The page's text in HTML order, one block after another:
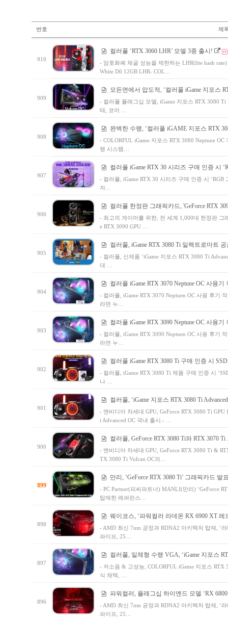
번호 제
910
컬러풀 ‘RTX 3060 LHR’ 모델 3종 출시!
- 암호화폐 채굴 성능을 제한하는 LHR(lite hash
White D6 12GB LHR- COL…
909
모든면에서 압도적, ‘컬러풀 iGame 지포스
- 컬러풀 플래그십 모델, iGame 지포스 RTX 3080
태, 코어 …
908
완벽한 수랭, ‘컬러풀 iGAME 지포스 RTX
- COLORFUL iGame 지포스 RTX 3080 Neptune
랭 시스템…
907
컬러풀 iGame RTX 30 시리즈 구매 인증 시
- 컬러풀, iGame RTX 30 시리즈 구매 인증 시
자…
906
컬러풀 한정판 그래픽카드, 'GeForce RTX
- 최고의 게이머를 위한, 전 세계 1,000대 한정판
e RTX 3090 GPU …
905
컬러풀, iGame RTX 3080 Ti 일렉트로마트
- 컬러풀, 신제품 ‘iGame 지포스 RTX 3080 Ti
대 …
904
컬러풀 iGame RTX 3070 Neptune OC 사용
- 컬러풀, iGame RTX 3070 Neptuen OC 사용 후기
라면 누…
903
컬러풀 iGame RTX 3090 Neptune OC 사용
- 컬러풀, iGame RTX 3090 Neptuen OC 사용 후기
라면 누…
902
컬러풀 iGame RTX 3080 Ti 구매 인증 시
- 컬러풀, iGame RTX 3080 Ti 제품 구매 인증 시
나 …
901
컬러풀, ‘iGame 지포스 RTX 3080 Ti
- 엔비디아 차세대 GPU, GeForce RTX 3080 Ti
i Advanced OC 국내 출시.- …
900
컬러풀, GeForce RTX 3080 Ti와 RTX 3070
- 엔비디아 차세대 GPU, GeForce RTX 3080 Ti &
TX 3080 Ti Vulcan OC의…
899
만리, ‘GeForce RTX 3080 Ti’ 그래픽카드 발
- PC Partner(피씨파트너) MANLI(만리) ‘GeForce
탑재한 레퍼런스…
898
웨이코스, ‘파워컬러 라데온 RX 6900 XT 레
- AMD 최신 7nm 공정과 RDNA2 아키텍처 탑재, ‘
파이프, 25…
897
컬러풀, 일체형 수랭 VGA, ‘iGame 지포스
- 저소음 & 고성능, COLORFUL iGame 지포스
식 채택, …
896
파워컬러, 플래그십 하이엔드 모델 ‘RX
- AMD 최신 7nm 공정과 RDNA2 아키텍처 탑재, ‘
파이프, 25…